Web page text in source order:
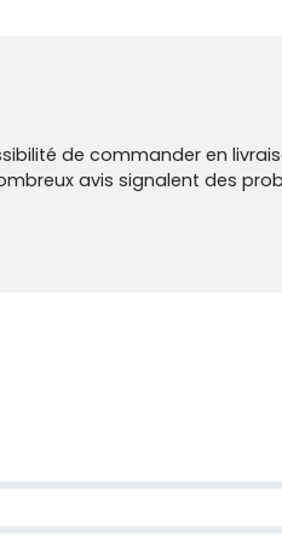
de commander en
avis signalent des